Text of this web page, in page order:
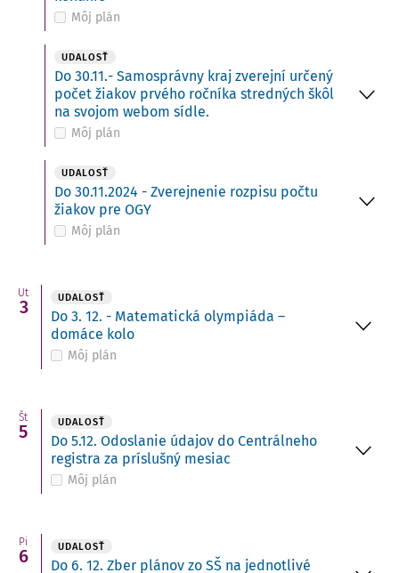
Môj plán
UDALOSŤ
Do 30.11.- Samosprávny kraj zverejní určený
počet žiakov prvého ročníka stredných škôl
na svojom webom sídle.
Môj plán
UDALOSŤ
Do 30.11.2024 - Zverejnenie rozpisu počtu
žiakov pre OGY
Môj plán
Ut
3 UDALOSŤ
Do 3. 12. - Matematická olympiáda –
domáce kolo
Môj plán
Št
5 UDALOSŤ
Do 5.12. Odoslanie údajov do Centrálneho
registra za príslušný mesiac
Môj plán
Pi
6 UDALOSŤ
Do 6. 12. Zber plánov zo SŠ na jednotlivé